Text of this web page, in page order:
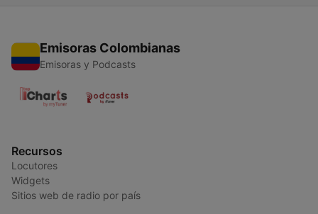
Emisoras Colombianas
Emisoras y Podcasts
Recursos
Locutores
Widgets
Sitios web de radio por país